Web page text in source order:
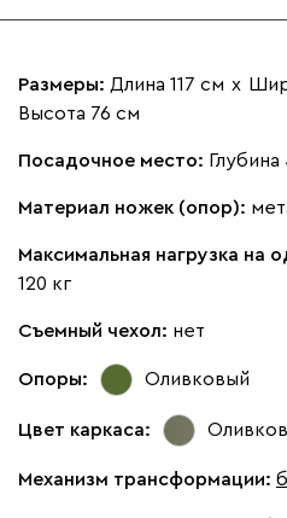
Размеры: Длина 117 см х
Высота 76 см
Посадочное место: Глубина
Материал ножек (опор):
Максимальная нагрузка на
120 кг
Съемный чехол: нет
Опоры: Оливковый
Цвет каркаса:
Механизм трансформации: